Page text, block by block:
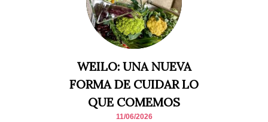
WEILO: UNA NUEVA
FORMA DE CUIDAR LO
QUE COMEMOS
11/06/2026